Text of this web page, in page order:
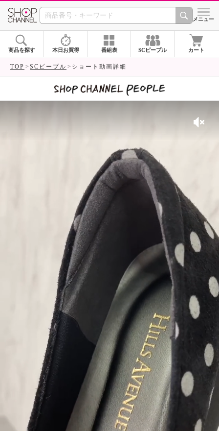
SHOP CHANNEL シメニュー
商品を探す 本日お買得 番組表 SCピープル カート
TOP SCピープル ショート動画詳細